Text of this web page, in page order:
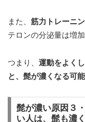
また、 筋力トレーニ
テロンの分泌量は増加
つまり、 運動をよく
と、髭が濃くなる可
髭が濃い原因３
い人は、髭も濃